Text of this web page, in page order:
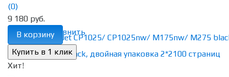
избранное сравнить
(0)
9 180 руб.
В корзину
Хит!